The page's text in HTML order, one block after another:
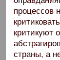
процессов
критикуют
страны, а